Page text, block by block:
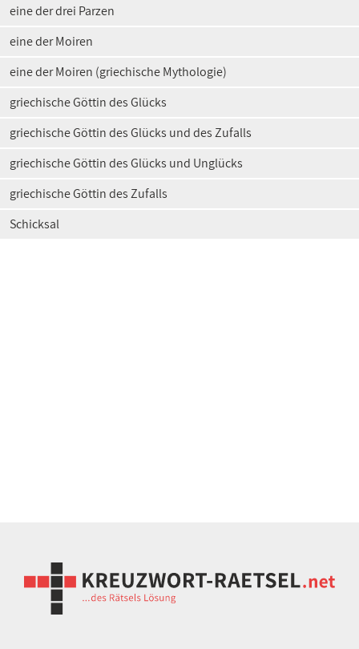
eine der drei Parzen
eine der Moiren
eine der Moiren (griechische Mythologie)
griechische Göttin des Glücks
griechische Göttin des Glücks und des Zufalls
griechische Göttin des Glücks und Unglücks
griechische Göttin des Zufalls
Schicksal